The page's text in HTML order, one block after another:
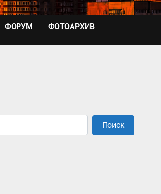
ФОРУМ ФОТОАРХИВ
ПоискПоиск